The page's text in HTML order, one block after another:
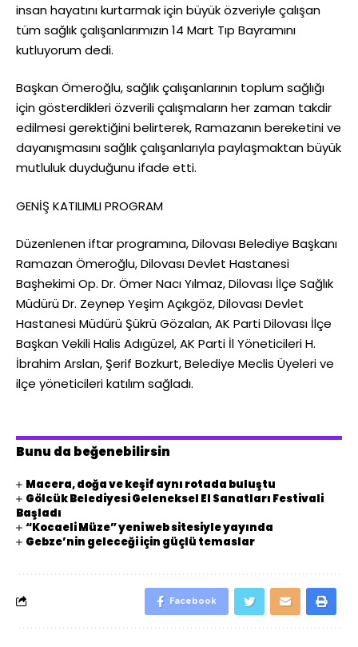
insan hayatını kurtarmak için büyük özveriyle çalışan
tüm sağlık çalışanlarımızın 14 Mart Tıp Bayramını
kutluyorum dedi.
Başkan Ömeroğlu, sağlık çalışanlarının toplum sağlığı
için gösterdikleri özverili çalışmaların her zaman takdir
edilmesi gerektiğini belirterek, Ramazanın bereketini ve
dayanışmasını sağlık çalışanlarıyla paylaşmaktan büyük
mutluluk duyduğunu ifade etti.
GENİŞ KATILIMLI PROGRAM
Düzenlenen iftar programına, Dilovası Belediye Başkanı
Ramazan Ömeroğlu, Dilovası Devlet Hastanesi
Başhekimi Op. Dr. Ömer Nacı Yılmaz, Dilovası İlçe Sağlık
Müdürü Dr. Zeynep Yeşim Açıkgöz, Dilovası Devlet
Hastanesi Müdürü Şükrü Gözalan, AK Parti Dilovası İlçe
Başkan Vekili Halis Adıgüzel, AK Parti İl Yöneticileri H.
İbrahim Arslan, Şerif Bozkurt, Belediye Meclis Üyeleri ve
ilçe yöneticileri katılım sağladı.
Bunu da beğenebilirsin
Macera, doğa ve keşif aynı rotada buluştu
Gölcük Belediyesi Geleneksel El Sanatları Festivali
Başladı
“Kocaeli Müze” yeni web sitesiyle yayında
Gebze’nin geleceği için güçlü temaslar
Facebook